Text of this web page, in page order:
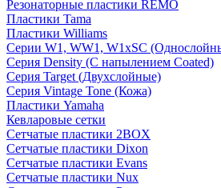
Резонаторные пластики REMO
Пластики Tama
Пластики Williams
Серии W1, WW1, W1xSC
Серия Density (C напылением Coated)
Серия Target (Двухслойные)
Серия Vintage Tone (Кожа)
Пластики Yamaha
Кевларовые сетки
Сетчатые пластики 2BOX
Сетчатые пластики Dixon
Сетчатые пластики Evans
Сетчатые пластики Nux